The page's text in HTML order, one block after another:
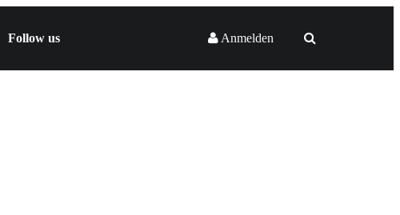
Follow us Anmelden